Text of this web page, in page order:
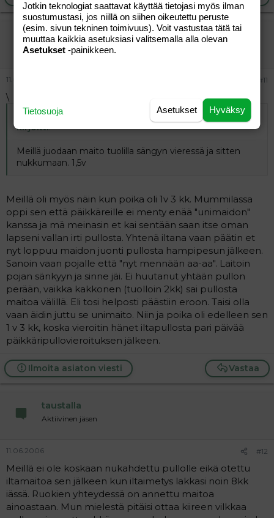
mama05
Jäsen
11.06.2006 #11
\
Alkuperäinen kirjoittaja
09.06.2006 klo 22:12 vieras
kirjoitti:
Meillä juodaan maito tuolilla sängyn vieressä ja sitten
nukkumaan. 1,5v
Meillä oli myös näin kun poika oli 1v 3 kk. Mummilassa
oppi sen että päikkäreille ei menty enää "unimaidon"
kanssa ja mä meinasin et kai sentään saan itse oman
lapseni vallan irti pullosta. Yhtenä iltana vaan päätin et
nyt loppuu maidon juonti pullosta hampipesun jälkeen.
Sanoin vaan pojalle että "nyt mennään aa-aa". Laitoin
pojan sänkyyn ja sinne jäi. Ei huutanut yhtään pullon
perään, vaikka kakkonen (tuolloin 2kk) sai pullosta
maitoa välillä. Eli tosi helposti päästiin eroon. Taisi olla
vaan äidin juttu se unimaito. Niin ja poika oli edelleen sen
1 v 3 kk, koska vieroitin hänet iltapullosta pari päivää
päikkäripullovieroituksen jälkeen.
Vastaa
Ilmoita asiaton viesti
taustalla
Aktiivinen jäsen
11.06.2006 #12
Meillä ei ole koskaan nukahdettu pullolle eikä otettu
iltamaitoa sen jälkeen kun iltaimetys lakkasi noin 8kk
iässä. Ruokien yhteydessä on annettu maitoa
ainoastaan. Mun mielestä pitäisi ottaa kiireen vilkkaa
Jotkin teknologiat saattavat käyttää tietojasi myös ilman
suostumustasi, jos niillä on siihen oikeutettu peruste
(esim. sivun tekninen toimivuus). Voit vastustaa tätä tai
muuttaa kaikkia asetuksiasi valitsemalla alla olevan
Asetukset -painikkeen.
Hyväksy
Asetukset
Tietosuoja